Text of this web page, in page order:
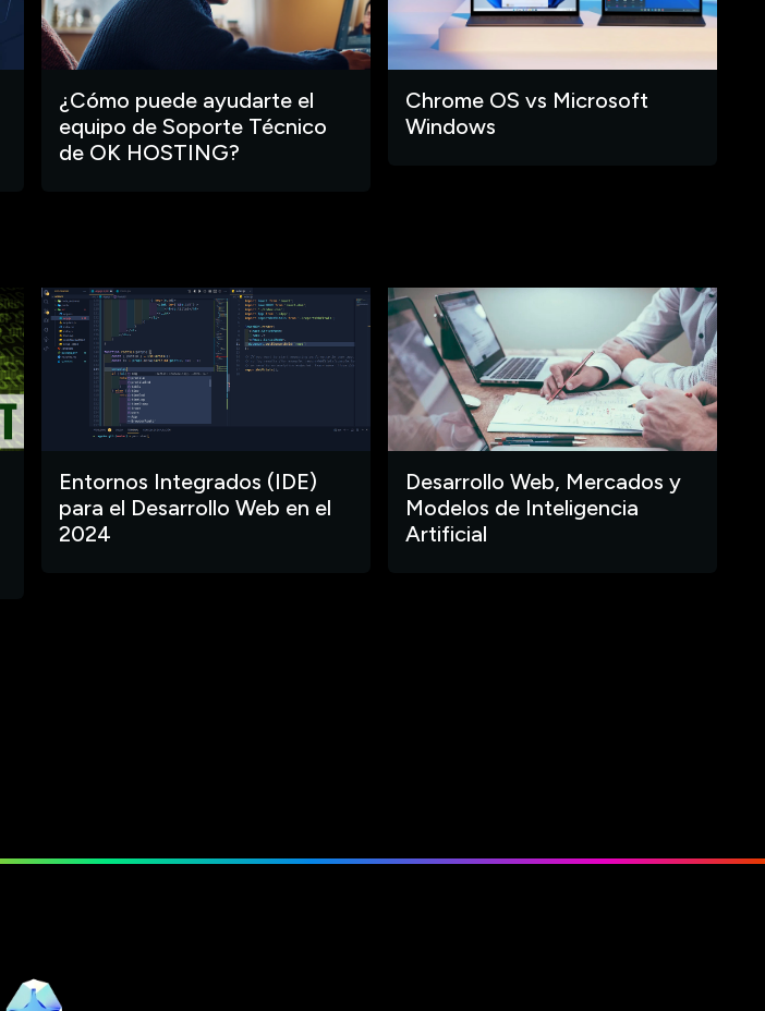
¿Cómo puede ayudarte el
equipo de Soporte Técnico
de OK HOSTING?
Chrome OS vs Microsoft
Windows
Entornos Integrados (IDE)
para el Desarrollo Web en el
2024
Desarrollo Web, Mercados y
Modelos de Inteligencia
Artificial